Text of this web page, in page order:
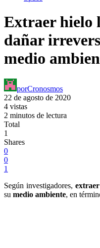
Extraer hielo
dañar
medio
porCronosmos
22 de agosto de 2020
4 vistas
2 minutos de lectura
Total
1
Shares
0
0
1
Según investigadores,
su medio ambiente, en